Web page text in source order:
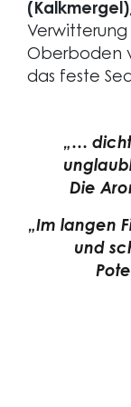
Oberboden
das feste
„…
Die
„Im langen
und